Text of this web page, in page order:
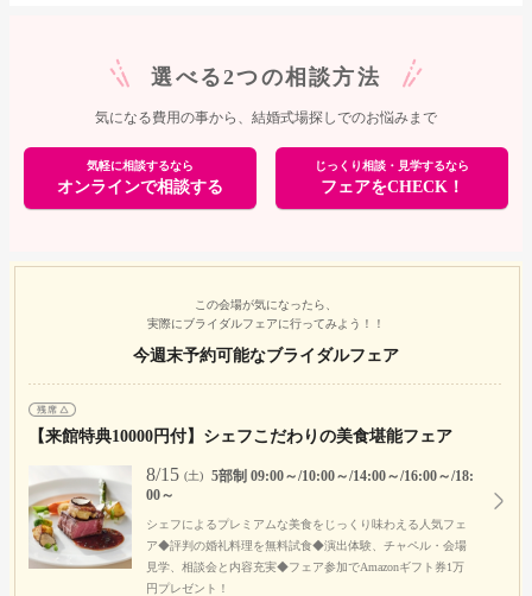
選べる2つの相談方法
気になる費用の事から、結婚式場探しでのお悩みまで
気軽に相談するなら
オンラインで相談する
じっくり相談・見学するなら
フェアをCHECK！
この会場が気になったら、
実際にブライダルフェアに行ってみよう！！
今週末予約可能なブライダルフェア
【来館特典10000円付】シェフこだわりの美食堪能フェア
8/15 (土)
5部制 09:00～/10:00～/14:00～/16:00～/18:
00～
シェフによるプレミアムな美食をじっくり味わえる人気フェ
ア◆評判の婚礼料理を無料試食◆演出体験、チャペル・会場
見学、相談会と内容充実◆フェア参加でAmazonギフト券1万
円プレゼント！